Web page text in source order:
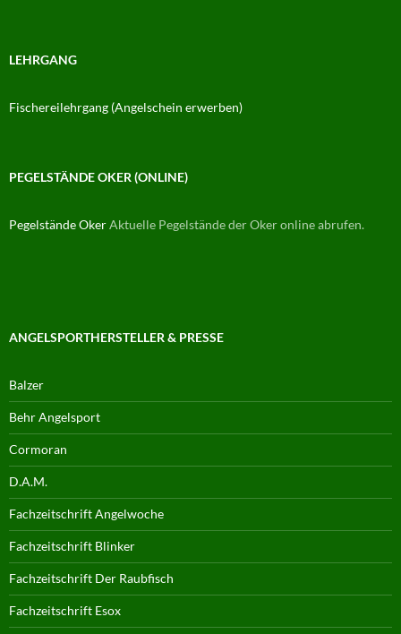
LEHRGANG
Fischereilehrgang (Angelschein erwerben)
PEGELSTÄNDE OKER (ONLINE)
Pegelstände OkerAktuelle Pegelstände der Oker online abrufen.
ANGELSPORTHERSTELLER & PRESSE
Balzer
Behr Angelsport
Cormoran
D.A.M.
Fachzeitschrift Angelwoche
Fachzeitschrift Blinker
Fachzeitschrift Der Raubfisch
Fachzeitschrift Esox